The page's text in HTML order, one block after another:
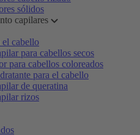
sólidos
capilares
el cabello
para cabellos secos
para cabellos coloreados
para el cabello
de queratina
rizos